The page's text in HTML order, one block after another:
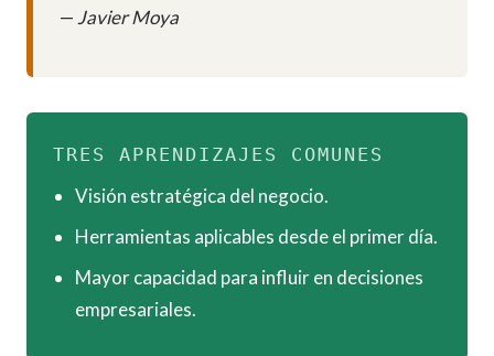
— Javier Moya
TRES APRENDIZAJES COMUNES
Visión estratégica del negocio.
Herramientas aplicables desde el primer día.
Mayor capacidad para influir en decisiones
empresariales.